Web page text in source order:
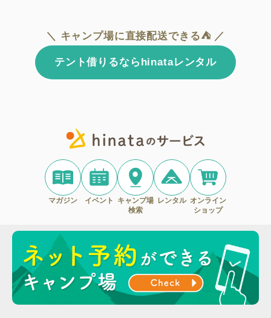
＼ キャンプ場に直接配送できる⛺ ／
テント借りるならhinataレンタル
マガジン イベント
キャンプ場
検索
レンタル オンライン
ショップ